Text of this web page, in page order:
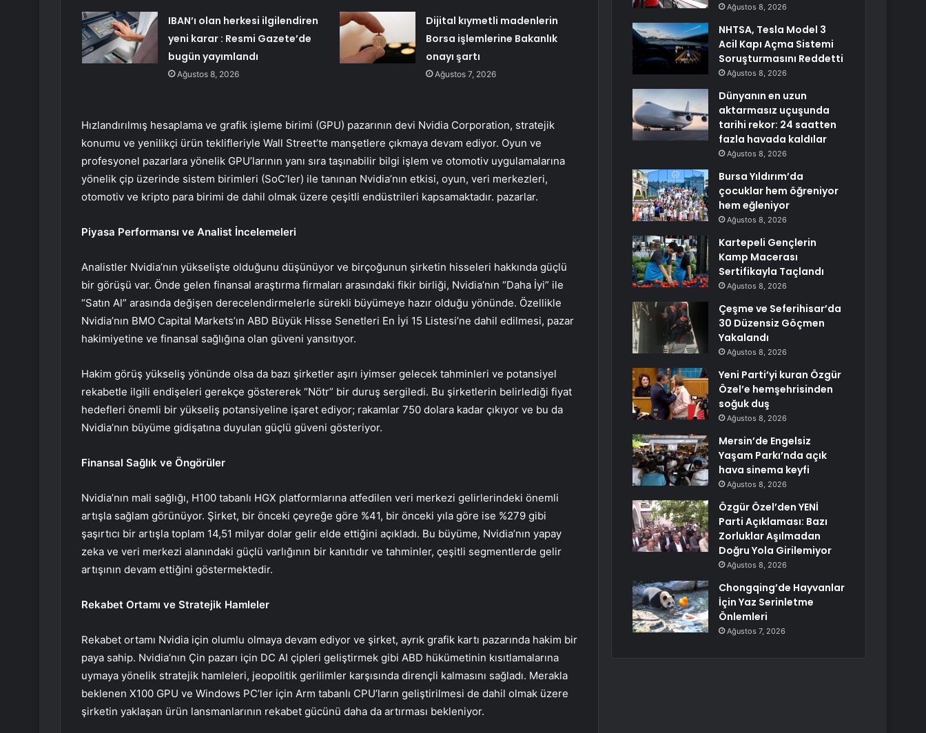
IBAN’ı olan herkesi ilgilendiren
yeni karar : Resmi Gazete’de
bugün yayımlandı
Ağustos 8, 2026
Dijital kıymetli madenlerin
Borsa işlemlerine Bakanlık
onayı şartı
Ağustos 7, 2026
Hızlandırılmış hesaplama ve grafik işleme birimi (GPU) pazarının devi Nvidia Corporation, stratejik
konumu ve yenilikçi ürün teklifleriyle Wall Street’te manşetlere çıkmaya devam ediyor. Oyun ve
profesyonel pazarlara yönelik GPU’larının yanı sıra taşınabilir bilgi işlem ve otomotiv uygulamalarına
yönelik çip üzerinde sistem birimleri (SoC’ler) ile tanınan Nvidia’nın etkisi, oyun, veri merkezleri,
otomotiv ve kripto para birimi de dahil olmak üzere çeşitli endüstrileri kapsamaktadır. pazarlar.
Piyasa Performansı ve Analist İncelemeleri
Analistler Nvidia’nın yükselişte olduğunu düşünüyor ve birçoğunun şirketin hisseleri hakkında güçlü
bir görüşü var. Önde gelen finansal araştırma firmaları arasındaki fikir birliği, Nvidia’nın “Daha İyi” ile
“Satın Al” arasında değişen derecelendirmelerle sürekli büyümeye hazır olduğu yönünde. Özellikle
Nvidia’nın BMO Capital Markets’ın ABD Büyük Hisse Senetleri En İyi 15 Listesi’ne dahil edilmesi, pazar
hakimiyetine ve finansal sağlığına olan güveni yansıtıyor.
Hakim görüş yükseliş yönünde olsa da bazı şirketler aşırı iyimser gelecek tahminleri ve potansiyel
rekabetle ilgili endişeleri gerekçe göstererek “Nötr” bir duruş sergiledi. Bu şirketlerin belirlediği fiyat
hedefleri önemli bir yükseliş potansiyeline işaret ediyor; rakamlar 750 dolara kadar çıkıyor ve bu da
Nvidia’nın büyüme gidişatına duyulan güçlü güveni gösteriyor.
Finansal Sağlık ve Öngörüler
Nvidia’nın mali sağlığı, H100 tabanlı HGX platformlarına atfedilen veri merkezi gelirlerindeki önemli
artışla sağlam görünüyor. Şirket, bir önceki çeyreğe göre %41, bir önceki yıla göre ise %279 gibi
şaşırtıcı bir artışla toplam 14,51 milyar dolar gelir elde ettiğini açıkladı. Bu büyüme, Nvidia’nın yapay
zeka ve veri merkezi alanındaki güçlü varlığının bir kanıtıdır ve tahminler, çeşitli segmentlerde gelir
artışının devam ettiğini göstermektedir.
Rekabet Ortamı ve Stratejik Hamleler
Rekabet ortamı Nvidia için olumlu olmaya devam ediyor ve şirket, ayrık grafik kartı pazarında hakim bir
paya sahip. Nvidia’nın Çin pazarı için DC AI çipleri geliştirmek gibi ABD hükümetinin kısıtlamalarına
uymaya yönelik stratejik hamleleri, jeopolitik gerilimler karşısında dirençli kalmasını sağladı. Merakla
beklenen X100 GPU ve Windows PC’ler için Arm tabanlı CPU’ların geliştirilmesi de dahil olmak üzere
şirketin yaklaşan ürün lansmanlarının rekabet gücünü daha da artırması bekleniyor.
Ağustos 8, 2026
NHTSA, Tesla Model 3
Acil Kapı Açma Sistemi
Soruşturmasını Reddetti
Ağustos 8, 2026
Dünyanın en uzun
aktarmasız uçuşunda
tarihi rekor: 24 saatten
fazla havada kaldılar
Ağustos 8, 2026
Bursa Yıldırım’da
çocuklar hem öğreniyor
hem eğleniyor
Ağustos 8, 2026
Kartepeli Gençlerin
Kamp Macerası
Sertifikayla Taçlandı
Ağustos 8, 2026
Çeşme ve Seferihisar’da
30 Düzensiz Göçmen
Yakalandı
Ağustos 8, 2026
Yeni Parti’yi kuran Özgür
Özel’e hemşehrisinden
soğuk duş
Ağustos 8, 2026
Mersin’de Engelsiz
Yaşam Parkı’nda açık
hava sinema keyfi
Ağustos 8, 2026
Özgür Özel’den YENİ
Parti Açıklaması: Bazı
Zorluklar Aşılmadan
Doğru Yola Girilemiyor
Ağustos 8, 2026
Chongqing’de Hayvanlar
İçin Yaz Serinletme
Önlemleri
Ağustos 7, 2026